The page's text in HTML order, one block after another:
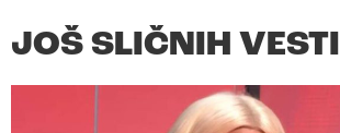
JOŠ SLIČNIH VESTI